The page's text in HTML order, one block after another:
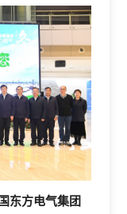
东方电气集团